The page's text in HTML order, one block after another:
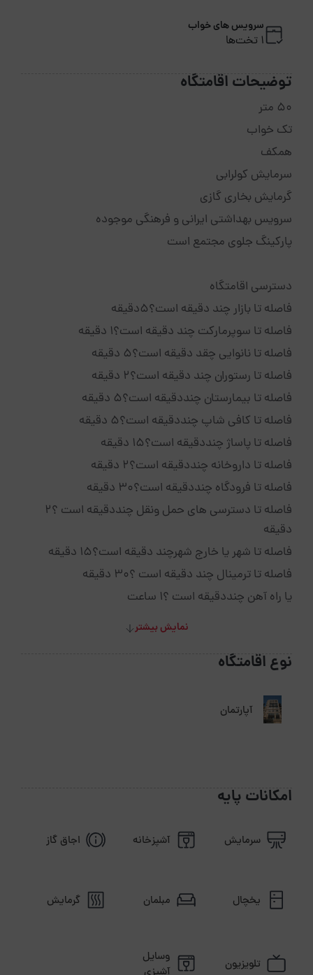
سرویس های خواب
1 تخت‌ها
توضیحات اقامتگاه
50 متر
تک خواب
همکف
سرمایش کولرابی
گرمایش بخاری گازی
سرویس بهداشتی ایرانی و فرهنگی موجوده
پارکینگ جلوی مجتمع است
دسترسی اقامتگاه
فاصله تا بازار چند دقیقه است؟5دقیقه
فاصله تا سوپرمارکت چند دقیقه است؟1 دقیقه
فاصله تا نانوایی چقد دقیقه است؟5 دقیقه
فاصله تا رستوران چند دقیقه است؟2 دقیقه
فاصله تا بیمارستان چنددقیقه است؟5 دقیقه
فاصله تا کافی شاپ چنددقیقه است؟5 دقیقه
فاصله تا پاساژ چنددقیقه است؟15 دقیقه
فاصله تا داروخانه چنددقیقه است؟2 دقیقه
فاصله تا فرودگاه چنددقیقه است؟30 دقیقه
فاصله تا دسترسی های حمل ونقل چنددقیقه است ؟2
دقیقه
فاصله تا شهر یا خارج شهرچند دقیقه است؟15 دقیقه
فاصله تا ترمینال چند دقیقه است ؟30 دقیقه
یا راه آهن چنددقیقه است ؟1 ساعت
نمایش بیشتر
نوع اقامتگاه
آپارتمان
امکانات پایه
سرمایش آشپزخانه اجاق گاز
یخچال مبلمان گرمایش
تلویزیون
وسایل